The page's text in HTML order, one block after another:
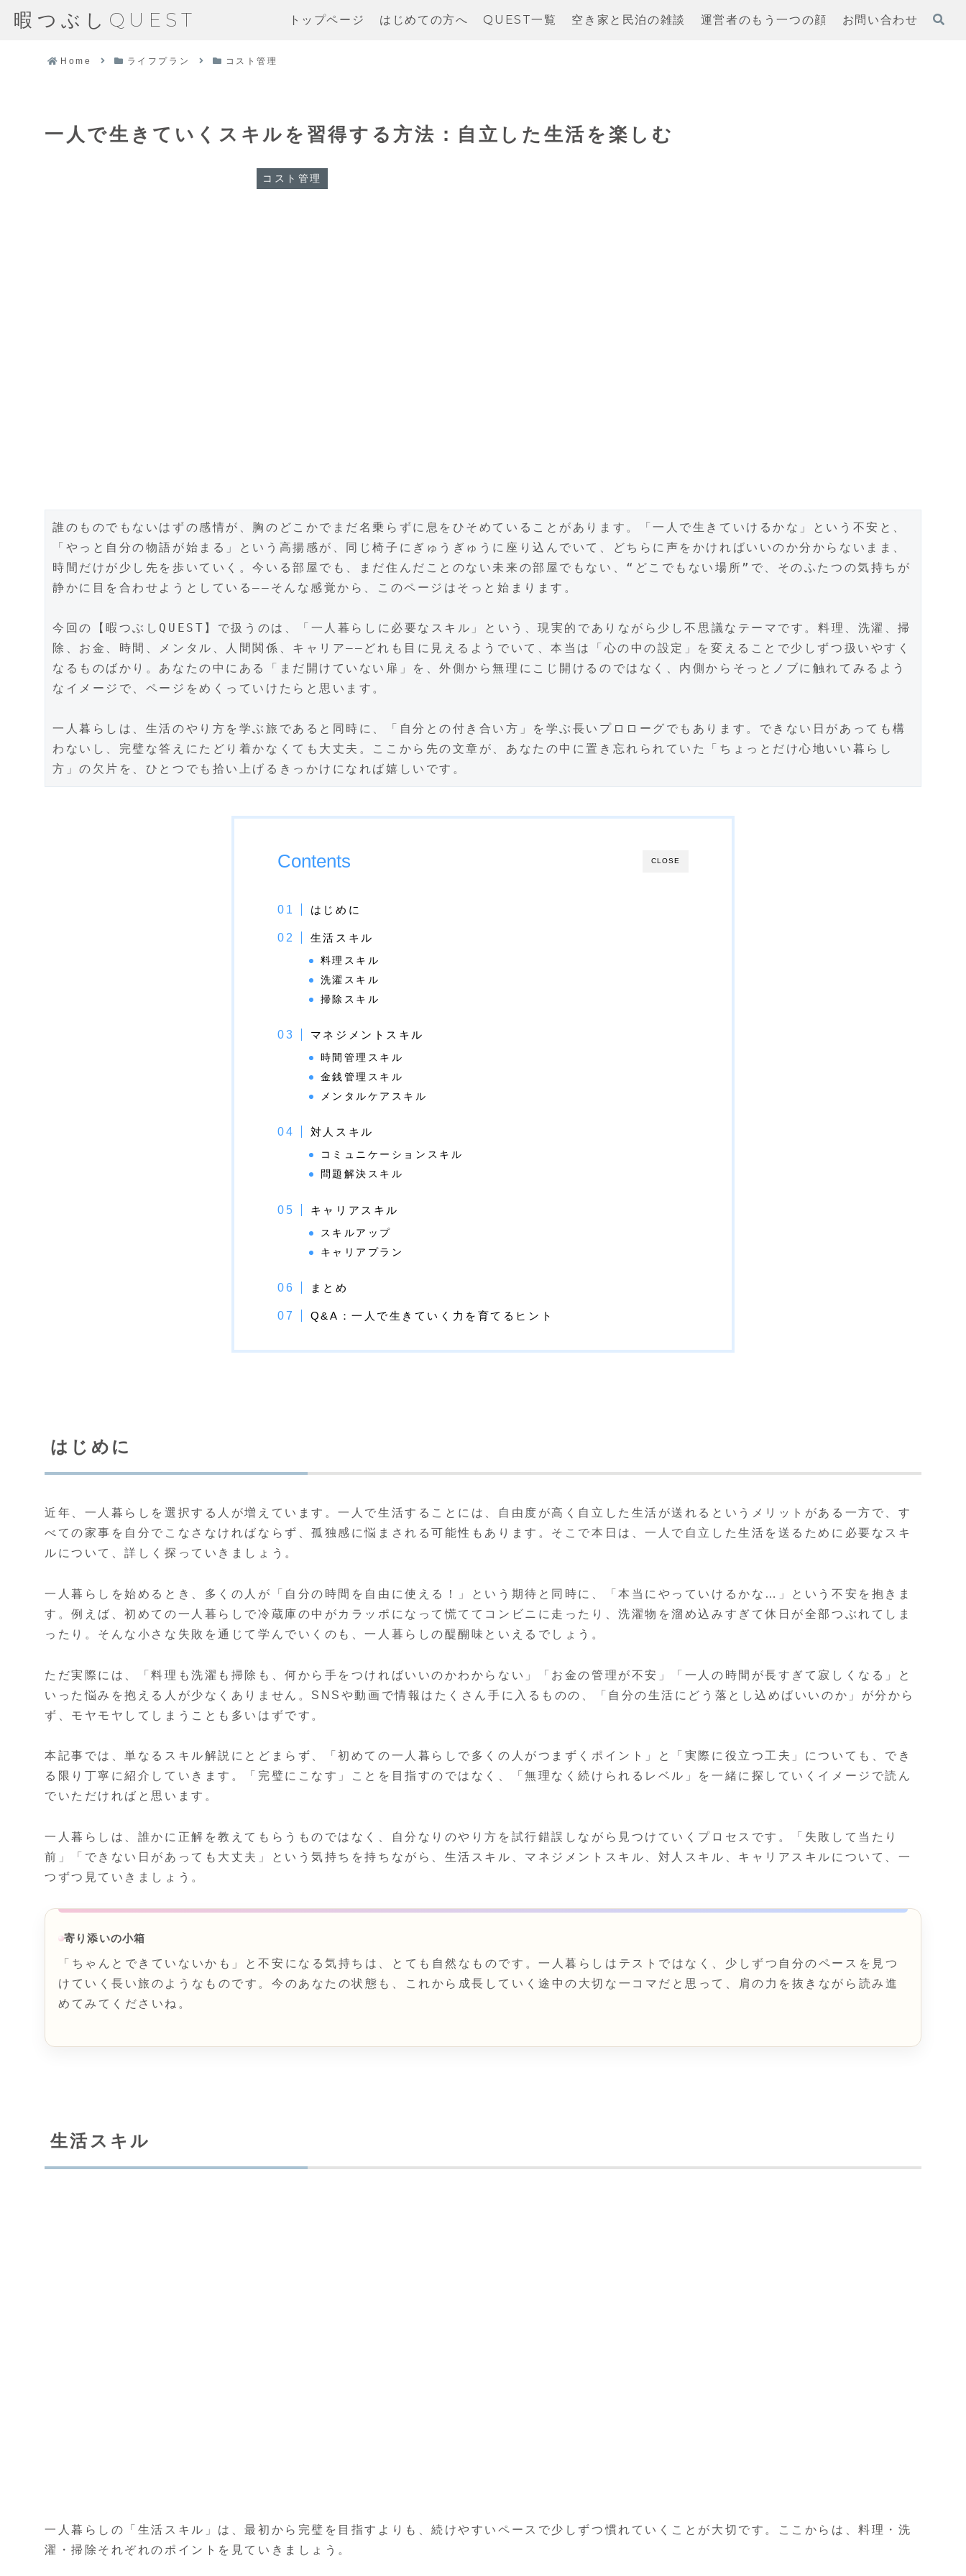
暇つぶしQUEST トップページ はじめての方へ QUEST一覧 空き家と民泊の雑談 運営者のもう一つの顔 お問い合わせ
Home ライフプラン コスト管理
一人で生きていくスキルを習得する方法：自立した生活を楽しむ
コスト管理
誰のものでもないはずの感情が、胸のどこかでまだ名乗らずに息をひそめていることがあります。「一人で生きていけるかな」という不安と、
「やっと自分の物語が始まる」という高揚感が、同じ椅子にぎゅうぎゅうに座り込んでいて、どちらに声をかければいいのか分からないまま、
時間だけが少し先を歩いていく。今いる部屋でも、まだ住んだことのない未来の部屋でもない、“どこでもない場所”で、そのふたつの気持ちが
静かに目を合わせようとしている――そんな感覚から、このページはそっと始まります。
今回の【暇つぶしQUEST】で扱うのは、「一人暮らしに必要なスキル」という、現実的でありながら少し不思議なテーマです。料理、洗濯、掃
除、お金、時間、メンタル、人間関係、キャリア――どれも目に見えるようでいて、本当は「心の中の設定」を変えることで少しずつ扱いやすく
なるものばかり。あなたの中にある「まだ開けていない扉」を、外側から無理にこじ開けるのではなく、内側からそっとノブに触れてみるよう
なイメージで、ページをめくっていけたらと思います。
一人暮らしは、生活のやり方を学ぶ旅であると同時に、「自分との付き合い方」を学ぶ長いプロローグでもあります。できない日があっても構
わないし、完璧な答えにたどり着かなくても大丈夫。ここから先の文章が、あなたの中に置き忘れられていた「ちょっとだけ心地いい暮らし
方」の欠片を、ひとつでも拾い上げるきっかけになれば嬉しいです。
CLOSE
Contents
はじめに
生活スキル
料理スキル
洗濯スキル
掃除スキル
マネジメントスキル
時間管理スキル
金銭管理スキル
メンタルケアスキル
対人スキル
コミュニケーションスキル
問題解決スキル
キャリアスキル
スキルアップ
キャリアプラン
まとめ
Q&A：一人で生きていく力を育てるヒント
はじめに
近年、一人暮らしを選択する人が増えています。一人で生活することには、自由度が高く自立した生活が送れるというメリットがある一方で、す
べての家事を自分でこなさなければならず、孤独感に悩まされる可能性もあります。そこで本日は、一人で自立した生活を送るために必要なスキ
ルについて、詳しく探っていきましょう。
一人暮らしを始めるとき、多くの人が「自分の時間を自由に使える！」という期待と同時に、「本当にやっていけるかな…」という不安を抱きま
す。例えば、初めての一人暮らしで冷蔵庫の中がカラッポになって慌ててコンビニに走ったり、洗濯物を溜め込みすぎて休日が全部つぶれてしま
ったり。そんな小さな失敗を通じて学んでいくのも、一人暮らしの醍醐味といえるでしょう。
ただ実際には、「料理も洗濯も掃除も、何から手をつければいいのかわからない」「お金の管理が不安」「一人の時間が長すぎて寂しくなる」と
いった悩みを抱える人が少なくありません。SNSや動画で情報はたくさん手に入るものの、「自分の生活にどう落とし込めばいいのか」が分から
ず、モヤモヤしてしまうことも多いはずです。
本記事では、単なるスキル解説にとどまらず、「初めての一人暮らしで多くの人がつまずくポイント」と「実際に役立つ工夫」についても、でき
る限り丁寧に紹介していきます。「完璧にこなす」ことを目指すのではなく、「無理なく続けられるレベル」を一緒に探していくイメージで読ん
でいただければと思います。
一人暮らしは、誰かに正解を教えてもらうものではなく、自分なりのやり方を試行錯誤しながら見つけていくプロセスです。「失敗して当たり
前」「できない日があっても大丈夫」という気持ちを持ちながら、生活スキル、マネジメントスキル、対人スキル、キャリアスキルについて、一
つずつ見ていきましょう。
寄り添いの小箱
「ちゃんとできていないかも」と不安になる気持ちは、とても自然なものです。一人暮らしはテストではなく、少しずつ自分のペースを見つ
けていく長い旅のようなものです。今のあなたの状態も、これから成長していく途中の大切な一コマだと思って、肩の力を抜きながら読み進
めてみてくださいね。
生活スキル
一人暮らしの「生活スキル」は、最初から完璧を目指すよりも、続けやすいペースで少しずつ慣れていくことが大切です。ここからは、料理・洗
濯・掃除それぞれのポイントを見ていきましょう。